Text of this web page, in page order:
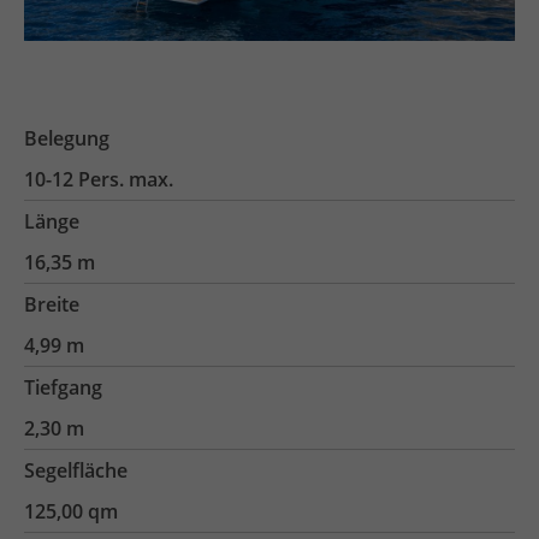
Belegung
10-12 Pers. max.
Länge
16,35 m
Breite
4,99 m
Tiefgang
2,30 m
Segelfläche
125,00 qm